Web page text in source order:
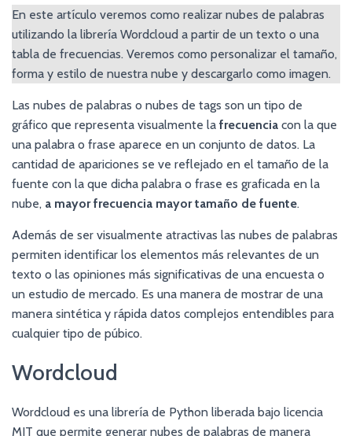
En este artículo veremos como realizar nubes de palabras
utilizando la librería Wordcloud a partir de un texto o una
tabla de frecuencias. Veremos como personalizar el tamaño,
forma y estilo de nuestra nube y descargarlo como imagen.
Las nubes de palabras o nubes de tags son un tipo de
gráfico que representa visualmente la frecuencia con la que
una palabra o frase aparece en un conjunto de datos. La
cantidad de apariciones se ve reflejado en el tamaño de la
fuente con la que dicha palabra o frase es graficada en la
nube, a mayor frecuencia mayor tamaño de fuente.
Además de ser visualmente atractivas las nubes de palabras
permiten identificar los elementos más relevantes de un
texto o las opiniones más significativas de una encuesta o
un estudio de mercado. Es una manera de mostrar de una
manera sintética y rápida datos complejos entendibles para
cualquier tipo de púbico.
Wordcloud
Wordcloud es una librería de Python liberada bajo licencia
MIT que permite generar nubes de palabras de manera